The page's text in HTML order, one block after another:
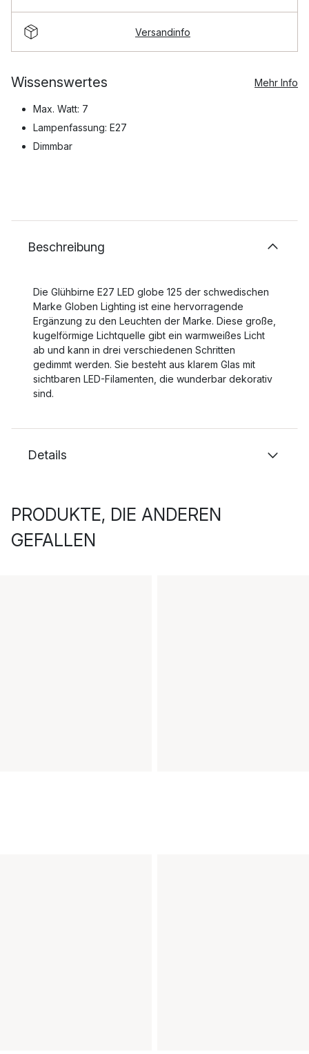
Versandinfo
Wissenswertes Mehr Info
Max. Watt: 7
Lampenfassung: E27
Dimmbar
Beschreibung
Die Glühbirne E27 LED globe 125 der schwedischen
Marke Globen Lighting ist eine hervorragende
Ergänzung zu den Leuchten der Marke. Diese große,
kugelförmige Lichtquelle gibt ein warmweißes Licht
ab und kann in drei verschiedenen Schritten
gedimmt werden. Sie besteht aus klarem Glas mit
sichtbaren LED-Filamenten, die wunderbar dekorativ
sind.
Details
PRODUKTE, DIE ANDEREN
GEFALLEN